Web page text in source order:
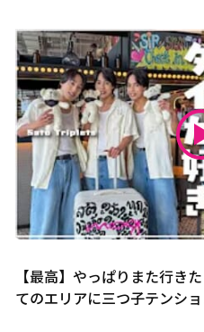
【最高】やっぱりまた行き
てのエリアに三つ子テンショ